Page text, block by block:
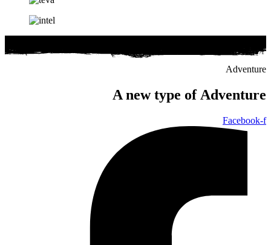
Adventure
A new type of Adventure
Facebook-f